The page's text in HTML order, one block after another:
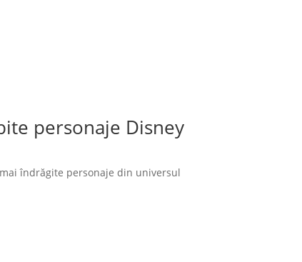
personaje Disney
îndrăgite personaje din universul